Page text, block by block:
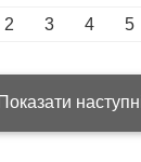
2 3 4 5
Показати